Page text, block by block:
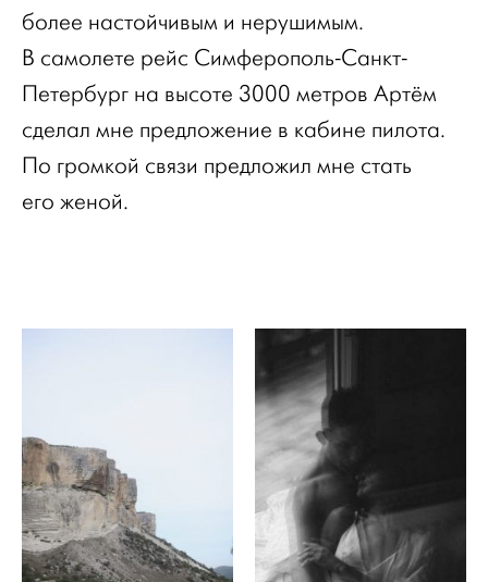
более настойчивым и нерушимым.
В самолете рейс Симферополь-Санкт-
Петербург на высоте 3000 метров Артём
сделал мне предложение в кабине пилота.
По громкой связи предложил мне стать
его женой.